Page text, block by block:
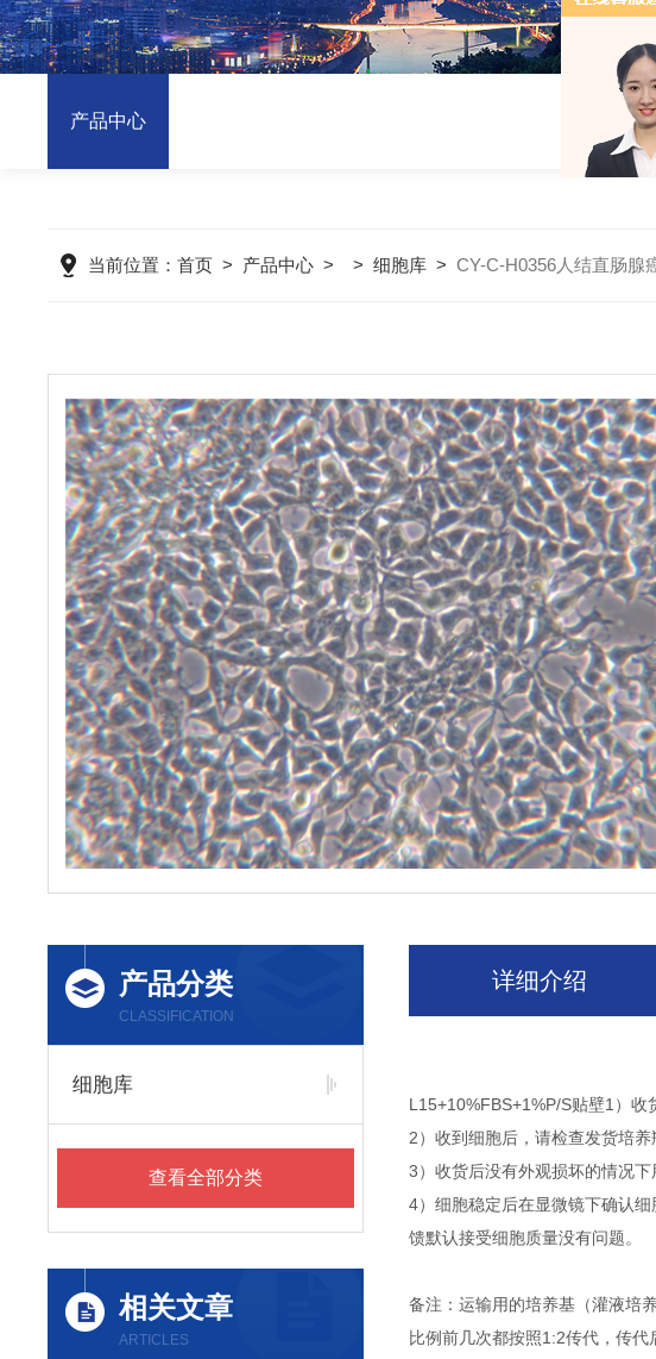
产品中心
当前位置：首页 > 产品中心 > >细胞库 >CY-C-H0356人结直肠腺
产品分类
CLASSIFICATION
细胞库
查看全部分类
相关文章
ARTICLES
详细介绍
L15+10%FBS+1%P/S贴壁1）收
2）收到细胞后，请检查发货培
3）收货后没有外观损坏的情况
4）细胞稳定后在显微镜下确认
馈默认接受细胞质量没有问题。
备注：运输用的培养基（灌液培
比例前几次都按照1:2传代，传